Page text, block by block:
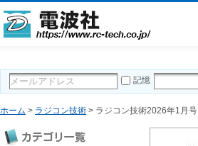
記憶
ホーム > ラジコン技術 > ラジコン技術2026年1月号